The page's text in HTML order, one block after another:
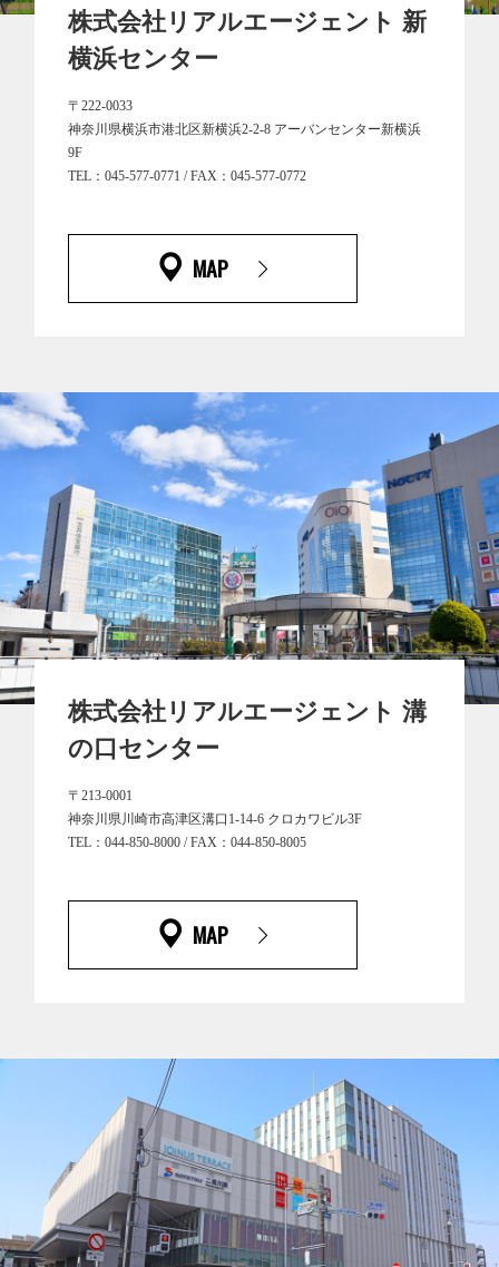
株式会社リアルエージェント 新
横浜センター
〒222-0033
神奈川県横浜市港北区新横浜2-2-8 アーバンセンター新横浜
9F
TEL：045-577-0771 / FAX：045-577-0772
MAP
株式会社リアルエージェント 溝
の口センター
〒213-0001
神奈川県川崎市高津区溝口1-14-6 クロカワビル3F
TEL：044-850-8000 / FAX：044-850-8005
MAP